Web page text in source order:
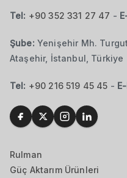
Tel: +90 352 331 27 47 -
Şube: Yenişehir Mh.
Ataşehir, İstanbul, Türkiye
Tel: +90 216 519 45 45 -
Rulman
Güç Aktarım Ürünleri